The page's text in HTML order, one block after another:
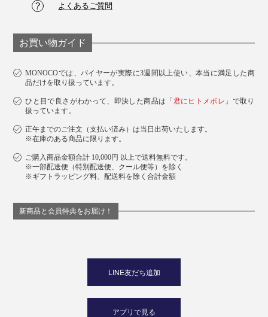
よくあるご質問
お買い物ガイド
MONOCOでは、バイヤーが実際に3週間以上使い、本当に満足した商
品だけを取り扱っています。
ひと目で良さがわかって、即決した商品は「 君にヒトメボレ 」で取り
扱っています。
正午までのご注文（支払い済み）は当日出荷いたします。
※在庫のある商品に限ります。
ご購入商品金額合計 10,000円 以上で送料無料です。
※一部配送便（特別配送便、クール便等）を除く
※ギフトラッピング料、配送料を除く合計金額
新商品と会員特典をお届け！
LINE友だち追加
アプリで見る